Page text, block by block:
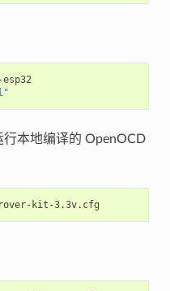
\esp\openocd-esp32
行本地编译的 OpenOCD